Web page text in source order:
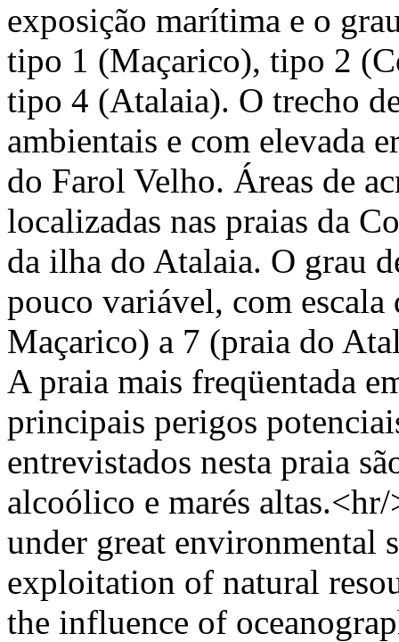
exposição marítima e o
tipo 1 (Maçarico), tipo 2
tipo 4 (Atalaia). O trecho
ambientais e com elevada
do Farol Velho. Áreas de
localizadas nas praias da
da ilha do Atalaia. O grau
pouco variável, com escala
Maçarico) a 7 (praia do
A praia mais freqüentada
principais perigos
entrevistados nesta praia
alcoólico e marés altas.<hr/
under great environmental
exploitation of natural
the influence of